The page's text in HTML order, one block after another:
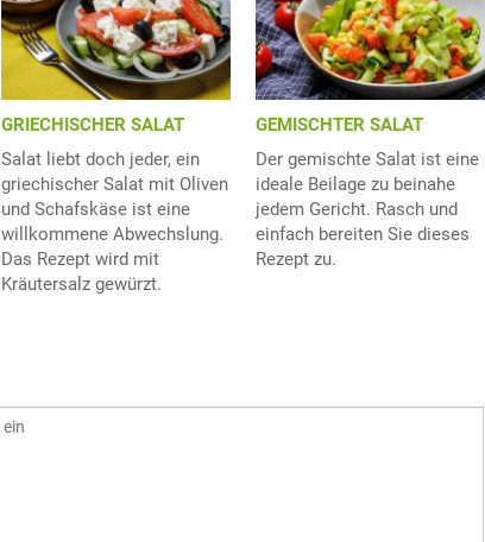
GRIECHISCHER SALAT
Salat liebt doch jeder, ein
griechischer Salat mit Oliven
und Schafskäse ist eine
willkommene Abwechslung.
Das Rezept wird mit
Kräutersalz gewürzt.
GEMISCHTER SALAT
Der gemischte Salat ist eine
ideale Beilage zu beinahe
jedem Gericht. Rasch und
einfach bereiten Sie dieses
Rezept zu.